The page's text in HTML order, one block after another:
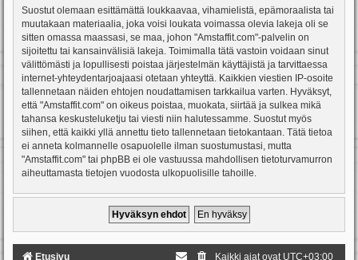
Suostut olemaan esittämättä loukkaavaa, vihamielistä, epämoraalista tai
muutakaan materiaalia, joka voisi loukata voimassa olevia lakeja oli se
sitten omassa maassasi, se maa, johon "Amstaffit.com"-palvelin on
sijoitettu tai kansainvälisiä lakeja. Toimimalla tätä vastoin voidaan sinut
välittömästi ja lopullisesti poistaa järjestelmän käyttäjistä ja tarvittaessa
internet-yhteydentarjoajaasi otetaan yhteyttä. Kaikkien viestien IP-osoite
tallennetaan näiden ehtojen noudattamisen tarkkailua varten. Hyväksyt,
että "Amstaffit.com" on oikeus poistaa, muokata, siirtää ja sulkea mikä
tahansa keskusteluketju tai viesti niin halutessamme. Suostut myös
siihen, että kaikki yllä annettu tieto tallennetaan tietokantaan. Tätä tietoa
ei anneta kolmannelle osapuolelle ilman suostumustasi, mutta
"Amstaffit.com" tai phpBB ei ole vastuussa mahdollisen tietoturvamurron
aiheuttamasta tietojen vuodosta ulkopuolisille tahoille.
Etusivu Kaikki ajat ovat UTC+03:00